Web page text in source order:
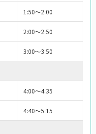
1:50～2:00
2:00～2:50
3:00～3:50
4:00～4:35
4:40～5:15